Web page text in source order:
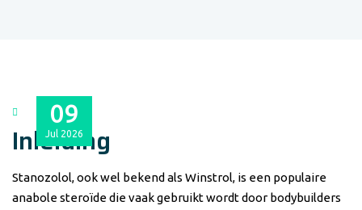
09
Jul 2026
Inleiding
Stanozolol, ook wel bekend als Winstrol, is een populaire
anabole steroïde die vaak gebruikt wordt door bodybuilders